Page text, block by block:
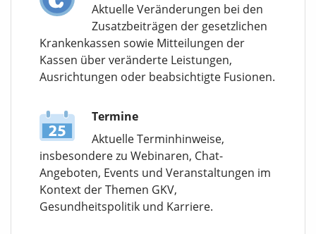
Aktuelle Veränderungen bei den
Zusatzbeiträgen der gesetzlichen
Krankenkassen sowie Mitteilungen der
Kassen über veränderte Leistungen,
Ausrichtungen oder beabsichtigte Fusionen.
Termine
Aktuelle Terminhinweise,
insbesondere zu Webinaren, Chat-
Angeboten, Events und Veranstaltungen im
Kontext der Themen GKV,
Gesundheitspolitik und Karriere.